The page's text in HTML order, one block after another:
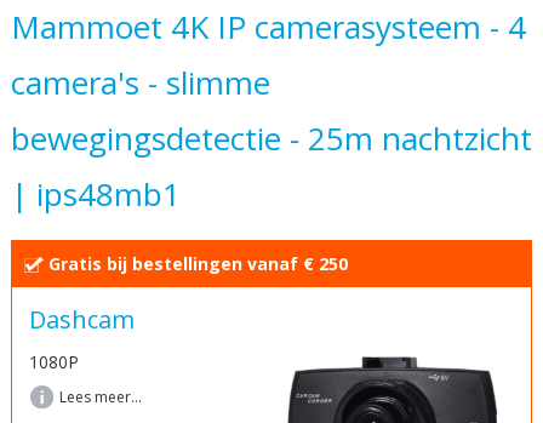
het
van
afbeeldingen-
Mammoet 4K IP camerasysteem - 4
camera's - slimme
bewegingsdetectie - 25m nachtzicht
| ips48mb1
Gratis bij bestellingen vanaf € 250
Dashcam
1080P
Lees meer...